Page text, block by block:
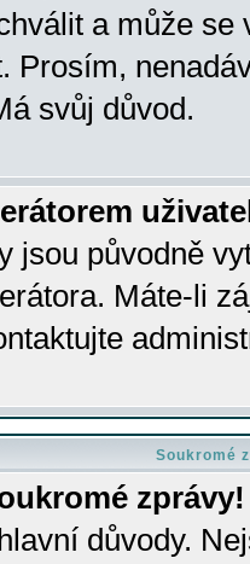
a může se
Prosím,
svůj důvod.
jsou původně
Máte-li
Soukromé
zprávy!
důvody.